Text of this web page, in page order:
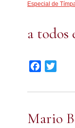
Especial de
a todos
Facebook
Mario